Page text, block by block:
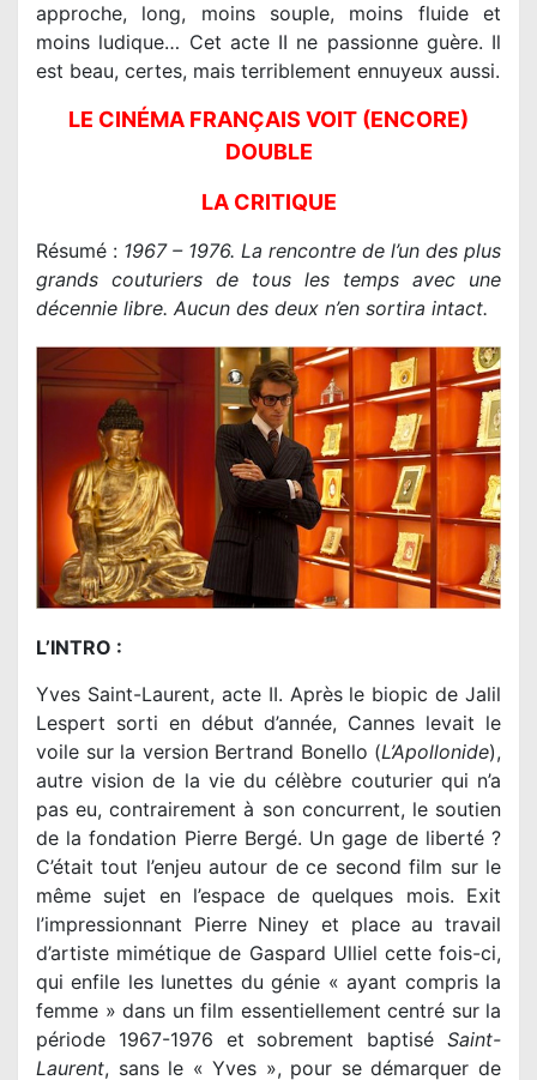
approche, long, moins souple, moins fluide et
moins ludique… Cet acte II ne passionne guère. Il
est beau, certes, mais terriblement ennuyeux aussi.
LE CINÉMA FRANÇAIS VOIT (ENCORE)
DOUBLE
LA CRITIQUE
Résumé : 1967 – 1976. La rencontre de l’un des plus
grands couturiers de tous les temps avec une
décennie libre. Aucun des deux n’en sortira intact.
L’INTRO :
Yves Saint-Laurent, acte II. Après le biopic de Jalil
Lespert sorti en début d’année, Cannes levait le
voile sur la version Bertrand Bonello (L’Apollonide),
autre vision de la vie du célèbre couturier qui n’a
pas eu, contrairement à son concurrent, le soutien
de la fondation Pierre Bergé. Un gage de liberté ?
C’était tout l’enjeu autour de ce second film sur le
même sujet en l’espace de quelques mois. Exit
l’impressionnant Pierre Niney et place au travail
d’artiste mimétique de Gaspard Ulliel cette fois-ci,
qui enfile les lunettes du génie « ayant compris la
femme » dans un film essentiellement centré sur la
période 1967-1976 et sobrement baptisé Saint-
Laurent, sans le « Yves », pour se démarquer de